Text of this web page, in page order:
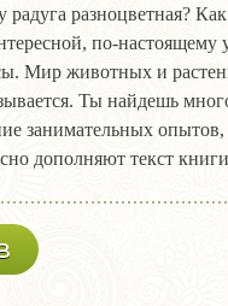
радуга разноцветная?
по-настоящему
Мир животных и
Ты найдешь
занимательных
дополняют текст